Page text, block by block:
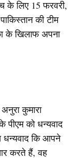
के लिए 15 फरवरी,
की टीम
के खिलाफ अपना
कुमारा
को धन्यवाद
धन्यवाद कि आपने
करते हैं, वह